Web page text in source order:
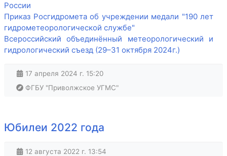
России
Приказ Росгидромета об учреждении медали "190 лет
гидрометеорологической службе"
Всероссийский объединённый метеорологический и
гидрологический съезд (29–31 октября 2024г.)
17 апреля 2024 г. 15:20
ФГБУ "Приволжское УГМС"
Юбилеи 2022 года
12 августа 2022 г. 13:54